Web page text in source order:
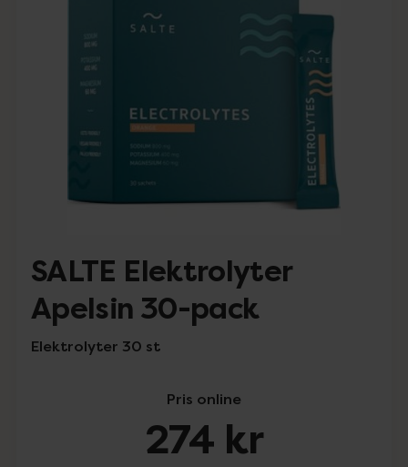
SALTE Elektrolyter
Apelsin 30-pack
Elektrolyter 30 st
Pris online
274 kr